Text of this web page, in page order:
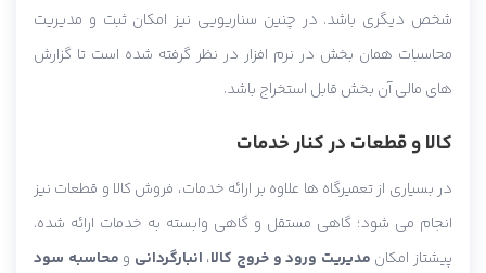
شخص دیگری باشد. در چنین سناریویی نیز امکان ثبت و مدیریت
محاسبات همان بخش در نرم افزار در نظر گرفته شده است تا گزارش
های مالی آن بخش قابل استخراج باشد.
کالا و قطعات در کنار خدمات
در بسیاری از تعمیرگاه ها علاوه بر ارائه خدمات، فروش کالا و قطعات نیز
انجام می شود؛ گاهی مستقل و گاهی وابسته به خدمات ارائه شده.
پیشتاز امکان مدیریت ورود و خروج کالا، انبارگردانی و محاسبه سود